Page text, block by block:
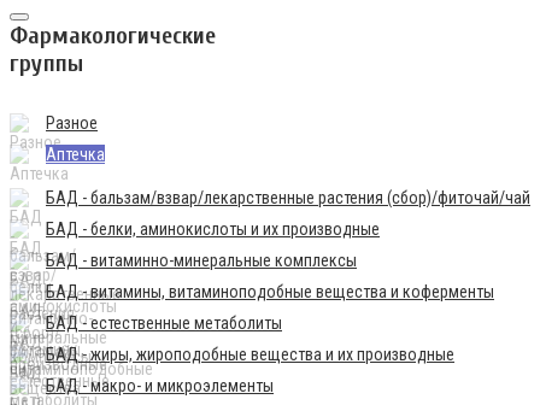
Фармакологические
группы
Разное
Аптечка
БАД - бальзам/взвар/лекарственные растения (сбор)/фиточай/чай
БАД - белки, аминокислоты и их производные
БАД - витаминно-минеральные комплексы
БАД - витамины, витаминоподобные вещества и коферменты
БАД - естественные метаболиты
БАД - жиры, жироподобные вещества и их производные
БАД - макро- и микроэлементы